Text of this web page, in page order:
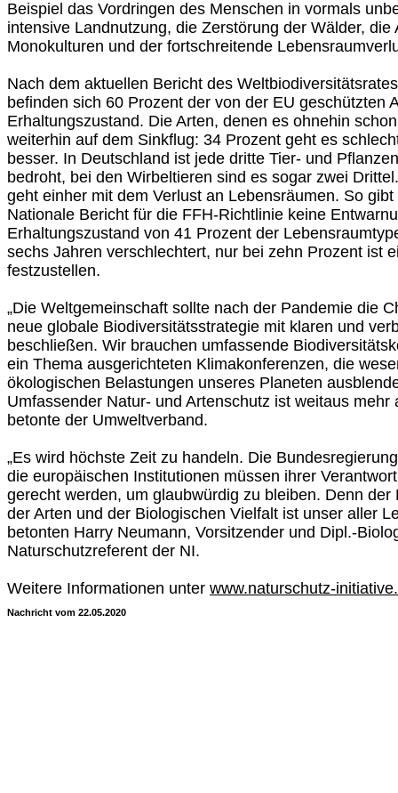
Beispiel das Vordringen des Menschen in vormals
intensive Landnutzung, die Zerstörung der Wälder, die
Monokulturen und der fortschreitende
Nach dem aktuellen Bericht des
befinden sich 60 Prozent der von der EU geschützten
Erhaltungszustand. Die Arten, denen es ohnehin
weiterhin auf dem Sinkflug: 34 Prozent geht es
besser. In Deutschland ist jede dritte Tier- und
bedroht, bei den Wirbeltieren sind es sogar zwei
geht einher mit dem Verlust an Lebensräumen. So
Nationale Bericht für die FFH-Richtlinie keine
Erhaltungszustand von 41 Prozent der
sechs Jahren verschlechtert, nur bei zehn Prozent ist
festzustellen.
„Die Weltgemeinschaft sollte nach der Pandemie die
neue globale Biodiversitätsstrategie mit klaren und
beschließen. Wir brauchen umfassende
ein Thema ausgerichteten Klimakonferenzen, die
ökologischen Belastungen unseres Planeten
Umfassender Natur- und Artenschutz ist weitaus mehr
betonte der Umweltverband.
„Es wird höchste Zeit zu handeln. Die
die europäischen Institutionen müssen ihrer
gerecht werden, um glaubwürdig zu bleiben. Denn
der Arten und der Biologischen Vielfalt ist unser aller
betonten Harry Neumann, Vorsitzender und Dipl.-
Naturschutzreferent der NI.
Weitere Informationen unter www.naturschutz-
Nachricht vom 22.05.2020